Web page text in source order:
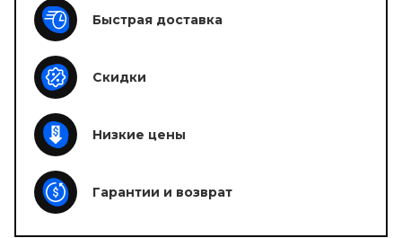
Быстрая доставка
Скидки
Низкие цены
Гарантии и возврат